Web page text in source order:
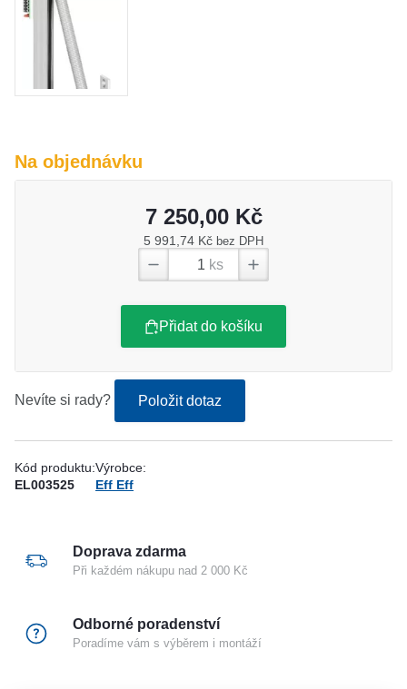
Na objednávku
7 250,00 Kč
5 991,74 Kč bez DPH
ks
Přidat do košíku
Nevíte si rady? Položit dotaz
Kód produktu:
EL003525
Výrobce:
Eff Eff
Doprava zdarma
Při každém nákupu nad 2 000 Kč
Odborné poradenství
Poradíme vám s výběrem i montáží